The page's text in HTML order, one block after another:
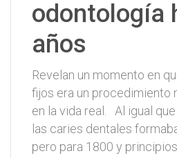
odontología
años
Revelan un momento en
fijos era un procedimiento
en la vida real. Al igual que
las caries dentales
pero para 1800 y